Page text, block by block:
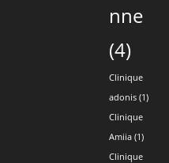
nne
(4)
Clinique
adonis (1)
Clinique
Amiia (1)
Clinique